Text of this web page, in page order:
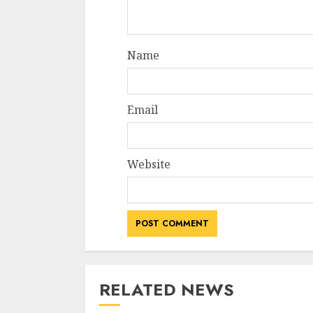
Name
Email
Website
RELATED NEWS